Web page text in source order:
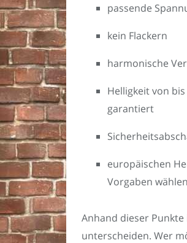
passende
kein Flackern
harmonische
Helligkeit von
garantiert
europäischen
Vorgaben wählen
Anhand dieser
unterscheiden. Wer